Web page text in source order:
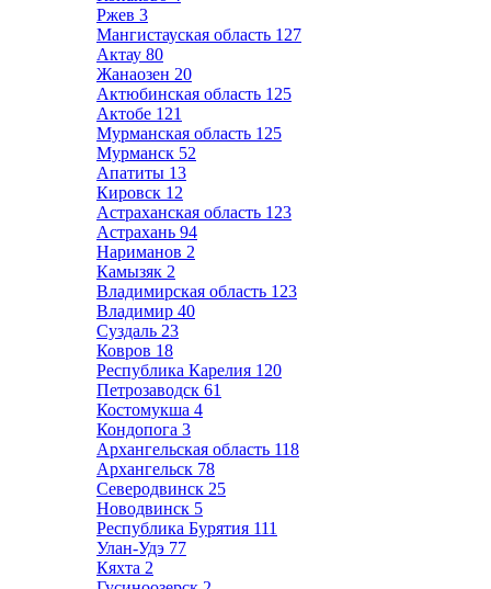
Ржев 3
Мангистауская область 127
Актау 80
Жанаозен 20
Актюбинская область 125
Актобе 121
Мурманская область 125
Мурманск 52
Апатиты 13
Кировск 12
Астраханская область 123
Астрахань 94
Нариманов 2
Камызяк 2
Владимирская область 123
Владимир 40
Суздаль 23
Ковров 18
Республика Карелия 120
Петрозаводск 61
Костомукша 4
Кондопога 3
Архангельская область 118
Архангельск 78
Северодвинск 25
Новодвинск 5
Республика Бурятия 111
Улан-Удэ 77
Кяхта 2